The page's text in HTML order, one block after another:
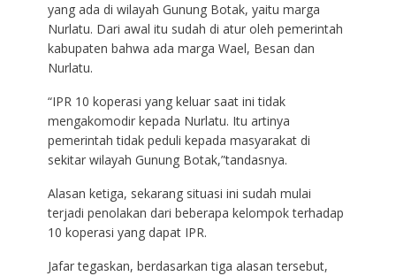
yang ada di wilayah Gunung Botak, yaitu marga
Nurlatu. Dari awal itu sudah di atur oleh pemerintah
kabupaten bahwa ada marga Wael, Besan dan
Nurlatu.
“IPR 10 koperasi yang keluar saat ini tidak
mengakomodir kepada Nurlatu. Itu artinya
pemerintah tidak peduli kepada masyarakat di
sekitar wilayah Gunung Botak,”tandasnya.
Alasan ketiga, sekarang situasi ini sudah mulai
terjadi penolakan dari beberapa kelompok terhadap
10 koperasi yang dapat IPR.
Jafar tegaskan, berdasarkan tiga alasan tersebut,